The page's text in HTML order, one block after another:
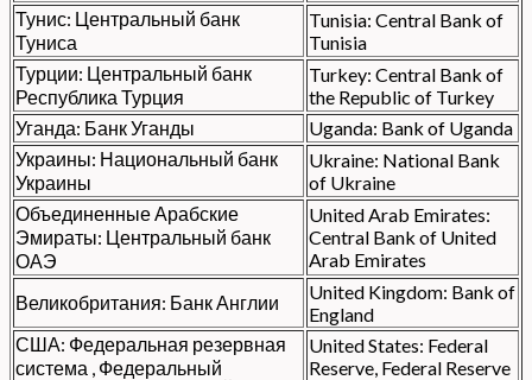
Тунис: Центральный банк
Туниса
Tunisia: Central Bank of
Tunisia
Турции: Центральный банк
Республика Турция
Turkey: Central Bank of
the Republic of Turkey
Уганда: Банк Уганды
Uganda: Bank of Uganda
Украины: Национальный банк
Украины
Ukraine: National Bank
of Ukraine
Объединенные Арабские
Эмираты: Центральный банк
ОАЭ
United Arab Emirates:
Central Bank of United
Arab Emirates
Великобритания: Банк Англии
United Kingdom: Bank of
England
США: Федеральная резервная
система , Федеральный
United States: Federal
Reserve, Federal Reserve